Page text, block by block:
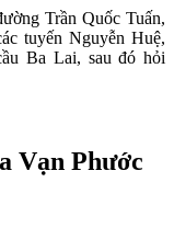
Trần Quốc Tuấn,
tuyến Nguyễn Huệ,
Ba Lai, sau đó hỏi
Vạn Phước